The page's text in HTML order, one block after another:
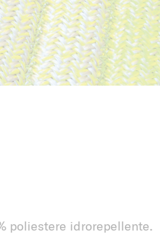
poliestere idrorepellente.